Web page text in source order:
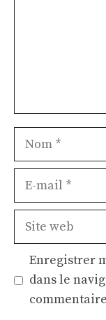
Nom
Site
Enregistrer
dans le